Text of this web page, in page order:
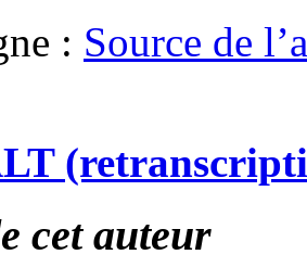
: Source de
cet auteur